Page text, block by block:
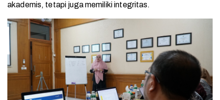
akademis, tetapi juga memiliki integritas.